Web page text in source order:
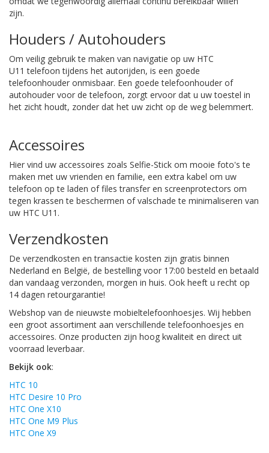
zijn.
Houders / Autohouders
Om veilig gebruik te maken van navigatie op uw HTC
U11 telefoon tijdens het autorijden, is een goede
telefoonhouder onmisbaar. Een goede telefoonhouder of
autohouder voor de telefoon, zorgt ervoor dat u uw toestel in
het zicht houdt, zonder dat het uw zicht op de weg belemmert.
Accessoires
Hier vind uw accessoires zoals Selfie-Stick om mooie foto's te
maken met uw vrienden en familie, een extra kabel om uw
telefoon op te laden of files transfer en screenprotectors om
tegen krassen te beschermen of valschade te minimaliseren van
uw HTC U11.
Verzendkosten
De verzendkosten en transactie kosten zijn gratis binnen
Nederland en België, de bestelling voor 17:00 besteld en betaald
dan vandaag verzonden, morgen in huis. Ook heeft u recht op
14 dagen retourgarantie!
Webshop van de nieuwste mobieltelefoonhoesjes. Wij hebben
een groot assortiment aan verschillende telefoonhoesjes en
accessoires. Onze producten zijn hoog kwaliteit en direct uit
voorraad leverbaar.
Bekijk ook:
HTC 10
HTC Desire 10 Pro
HTC One X10
HTC One M9 Plus
HTC One X9